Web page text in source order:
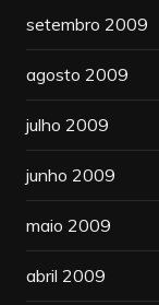
setembro 2009
agosto 2009
julho 2009
junho 2009
maio 2009
abril 2009